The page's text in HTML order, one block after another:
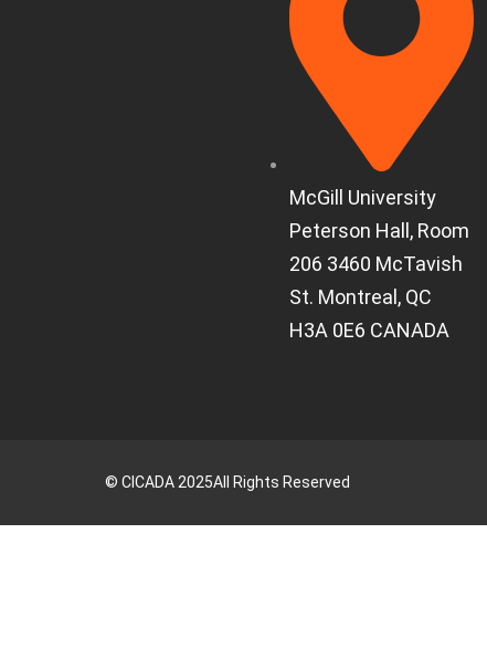
McGill University
Peterson Hall, Room
206 3460 McTavish
St. Montreal, QC
H3A 0E6 CANADA
© CICADA 2025All Rights Reserved